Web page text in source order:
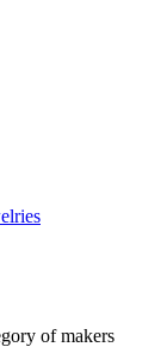
of makers